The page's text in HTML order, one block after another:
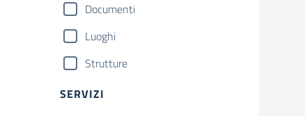
Documenti
Luoghi
Strutture
SERVIZI